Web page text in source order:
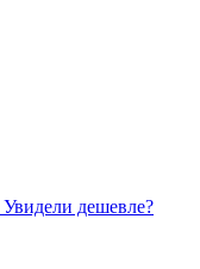
Увидели дешевле?